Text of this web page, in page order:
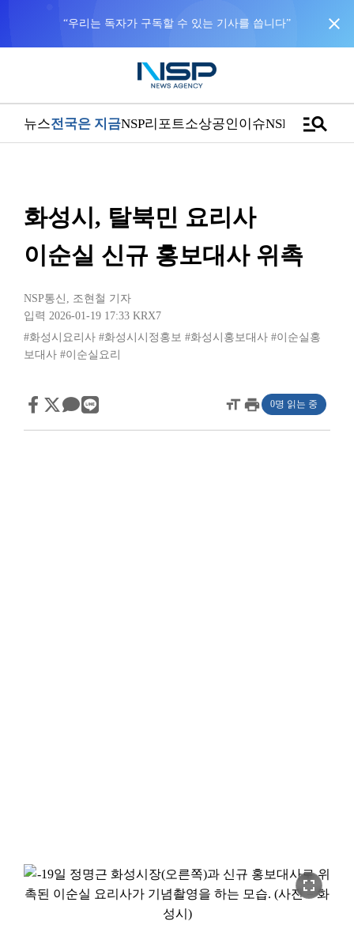
“우리는 독자가 구독할 수 있는 기사를 씁니다” close
뉴스전국은 지금NSP리포트소상공인이슈NSPTVmanage_search
화성시, 탈북민 요리사
이순실 신규 홍보대사 위촉
NSP통신 , 조현철 기자
입력 2026-01-19 17:33 KRX7
#화성시요리사 #화성시시정홍보 #화성시홍보대사 #이순실홍
보대사 #이순실요리
format_sizeprint 0명 읽는 중
fullscreen